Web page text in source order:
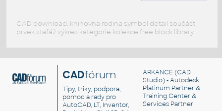
CAD download: knihovna rodina symbol detail součást
prvek stafáž výkres kategorie kolekce free block library
CADfórum
Tipy, triky, podpora,
pomoc a rady pro
AutoCAD, LT, Inventor,
ARKANCE (CAD
Studio) - Autodesk
Platinum Partner &
Training Center &
Services Partner